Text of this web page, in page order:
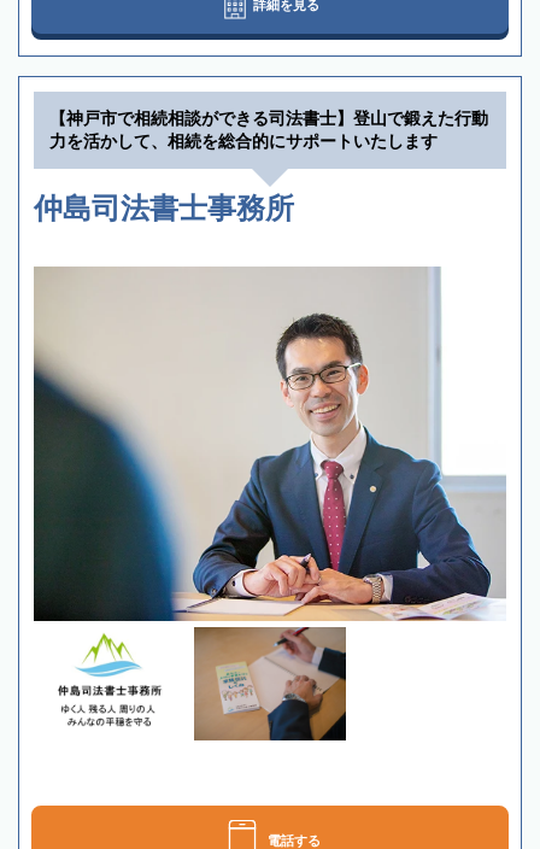
詳細を見る
【神戸市で相続相談ができる司法書士】登山で鍛えた行動
力を活かして、相続を総合的にサポートいたします
仲島司法書士事務所
電話する